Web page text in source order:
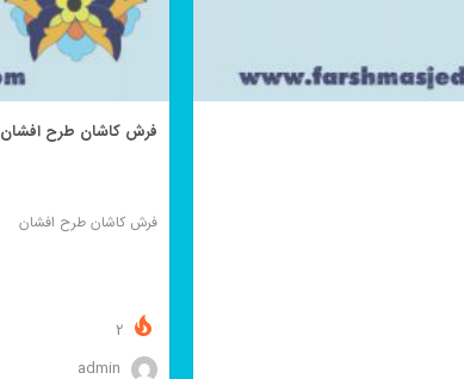
فرش کاشان طرح افشان
فرش کاشان طرح افشان
admin